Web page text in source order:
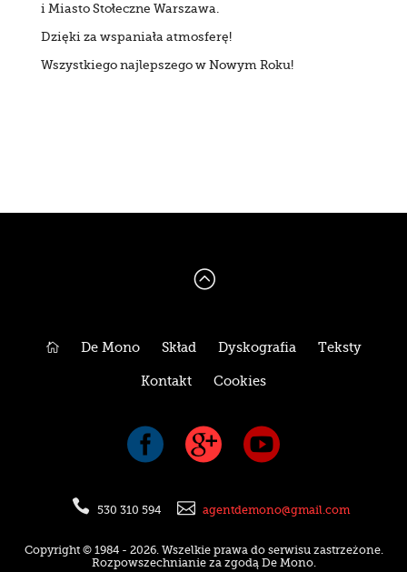
i Miasto Stołeczne Warszawa.
Dzięki za wspaniała atmosferę!
Wszystkiego najlepszego w Nowym Roku!
:
 De Mono Skład Dyskografia Teksty
Kontakt Cookies
  
 530 310 594  agentdemono@gmail.com
Copyright © 1984 - 2026. Wszelkie prawa do serwisu zastrzeżone.
Rozpowszechnianie za zgodą De Mono.